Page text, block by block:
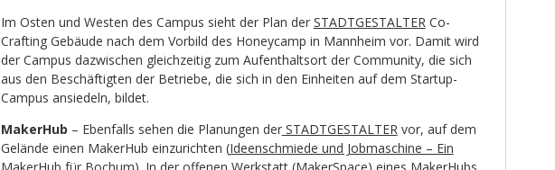
Im Osten und Westen des Campus sieht der Plan der STADTGESTALTER Co-
Crafting Gebäude nach dem Vorbild des Honeycamp in Mannheim vor. Damit wird
der Campus dazwischen gleichzeitig zum Aufenthaltsort der Community, die sich
aus den Beschäftigten der Betriebe, die sich in den Einheiten auf dem Startup-
Campus ansiedeln, bildet.
MakerHub – Ebenfalls sehen die Planungen derSTADTGESTALTER vor, auf dem
Gelände einen MakerHub einzurichten (Ideenschmiede und Jobmaschine – Ein
MakerHub für Bochum). In der offenen Werkstatt (MakerSpace) eines MakerHubs